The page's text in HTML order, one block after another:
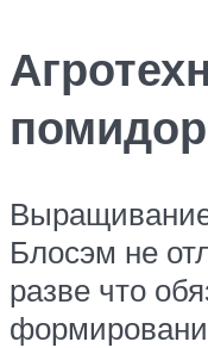
Блосэм не
разве что